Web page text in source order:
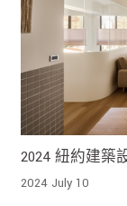
2024 紐約建築
和自然色彩追
2024 July 10